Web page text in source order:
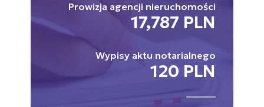
Prowizja agencji nieruchomości
17,787 PLN
Wypisy aktu notarialnego
120 PLN